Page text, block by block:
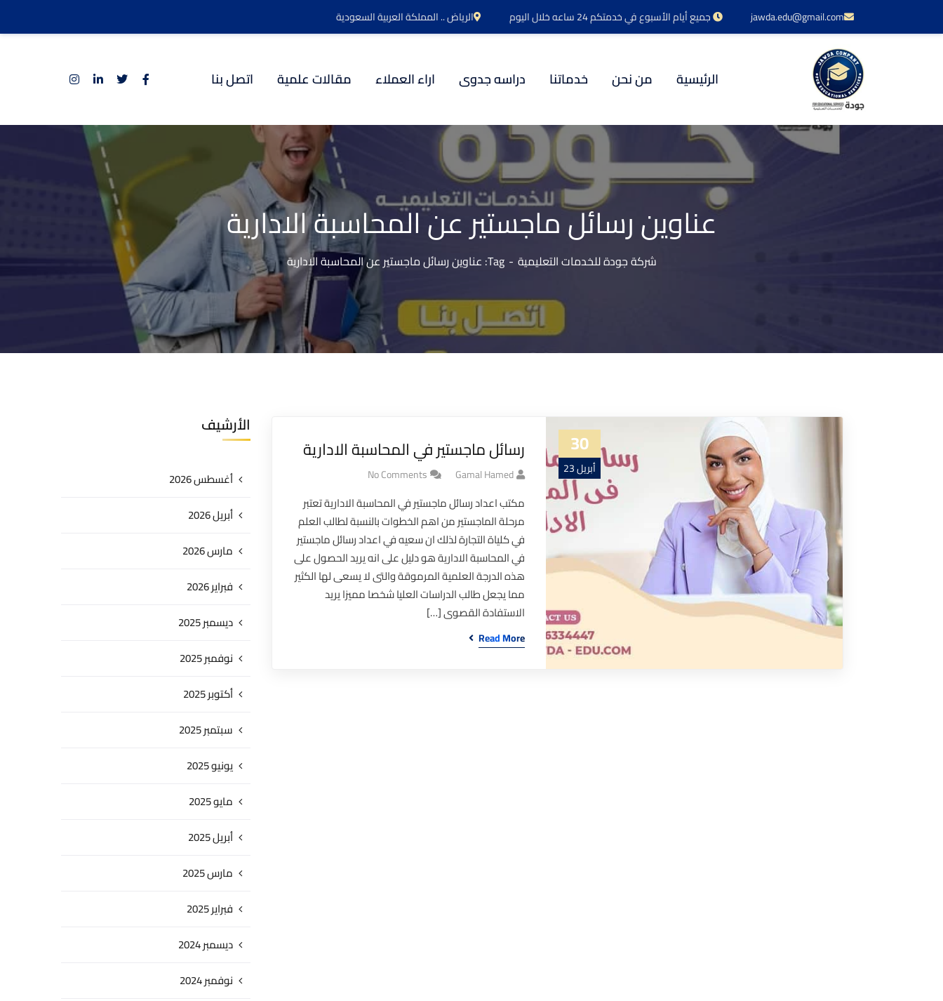
jawda.edu@gmail.com جميع أيام الأسبوع في خدمتكم 24 ساعه خلال اليوم الرياض .. المملكة العربية السعودية
الرئيسية من نحن خدماتنا دراسه جدوى اراء العملاء مقالات علمية اتصل بنا
عناوين رسائل ماجستير عن المحاسبة الادارية
شركة جودة للخدمات التعليمية Tag: عناوين رسائل ماجستير عن المحاسبة الادارية
30
أبريل 23
رسائل ماجستير في المحاسبة الادارية
Gamal Hamed
No Comments
مكتب اعداد رسائل ماجستير في المحاسبة الادارية تعتبر
مرحلة الماجستير من اهم الخطوات بالنسبة لطالب العلم
في كلياة التجارة لذلك ان سعيه في اعداد رسائل ماجستير
في المحاسبة الادارية هو دليل على انه يريد الحصول على
هذه الدرجة العلمية المرموقة والتى لا يسعى لها الكثير
مما يجعل طالب الدراسات العليا شخصا مميزا يريد
الاستفادة القصوى […]
Read More
الأرشيف
أغسطس 2026
أبريل 2026
مارس 2026
فبراير 2026
ديسمبر 2025
نوفمبر 2025
أكتوبر 2025
سبتمبر 2025
يونيو 2025
مايو 2025
أبريل 2025
مارس 2025
فبراير 2025
ديسمبر 2024
نوفمبر 2024